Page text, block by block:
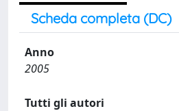
Scheda completa (DC)
Anno
2005
Tutti gli autori